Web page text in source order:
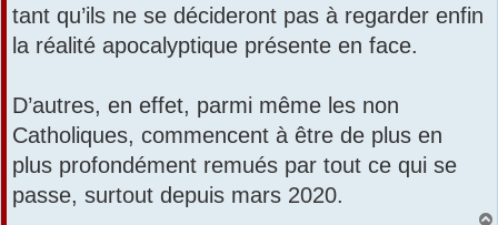
tant qu’ils ne se décideront pas à regarder enfin
la réalité apocalyptique présente en face.
D’autres, en effet, parmi même les non
Catholiques, commencent à être de plus en
plus profondément remués par tout ce qui se
passe, surtout depuis mars 2020.